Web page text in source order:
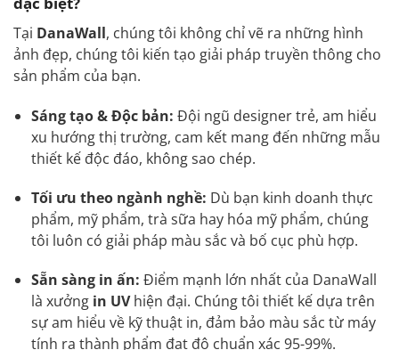
Tại DanaWall, chúng tôi không chỉ vẽ ra những hình
ảnh đẹp, chúng tôi kiến tạo giải pháp truyền thông cho
sản phẩm của bạn.
Sáng tạo & Độc bản: Đội ngũ designer trẻ, am hiểu
xu hướng thị trường, cam kết mang đến những mẫu
thiết kế độc đáo, không sao chép.
Tối ưu theo ngành nghề: Dù bạn kinh doanh thực
phẩm, mỹ phẩm, trà sữa hay hóa mỹ phẩm, chúng
tôi luôn có giải pháp màu sắc và bố cục phù hợp.
Sẵn sàng in ấn: Điểm mạnh lớn nhất của DanaWall
là xưởng in UVhiện đại. Chúng tôi thiết kế dựa trên
sự am hiểu về kỹ thuật in, đảm bảo màu sắc từ máy
tính ra thành phẩm đạt độ chuẩn xác 95-99%.